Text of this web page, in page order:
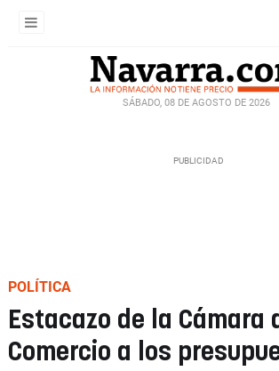
SÁBADO, 08 DE AGOSTO DE 2026
POLÍTICA
Estacazo de la Cámara
Comercio a los